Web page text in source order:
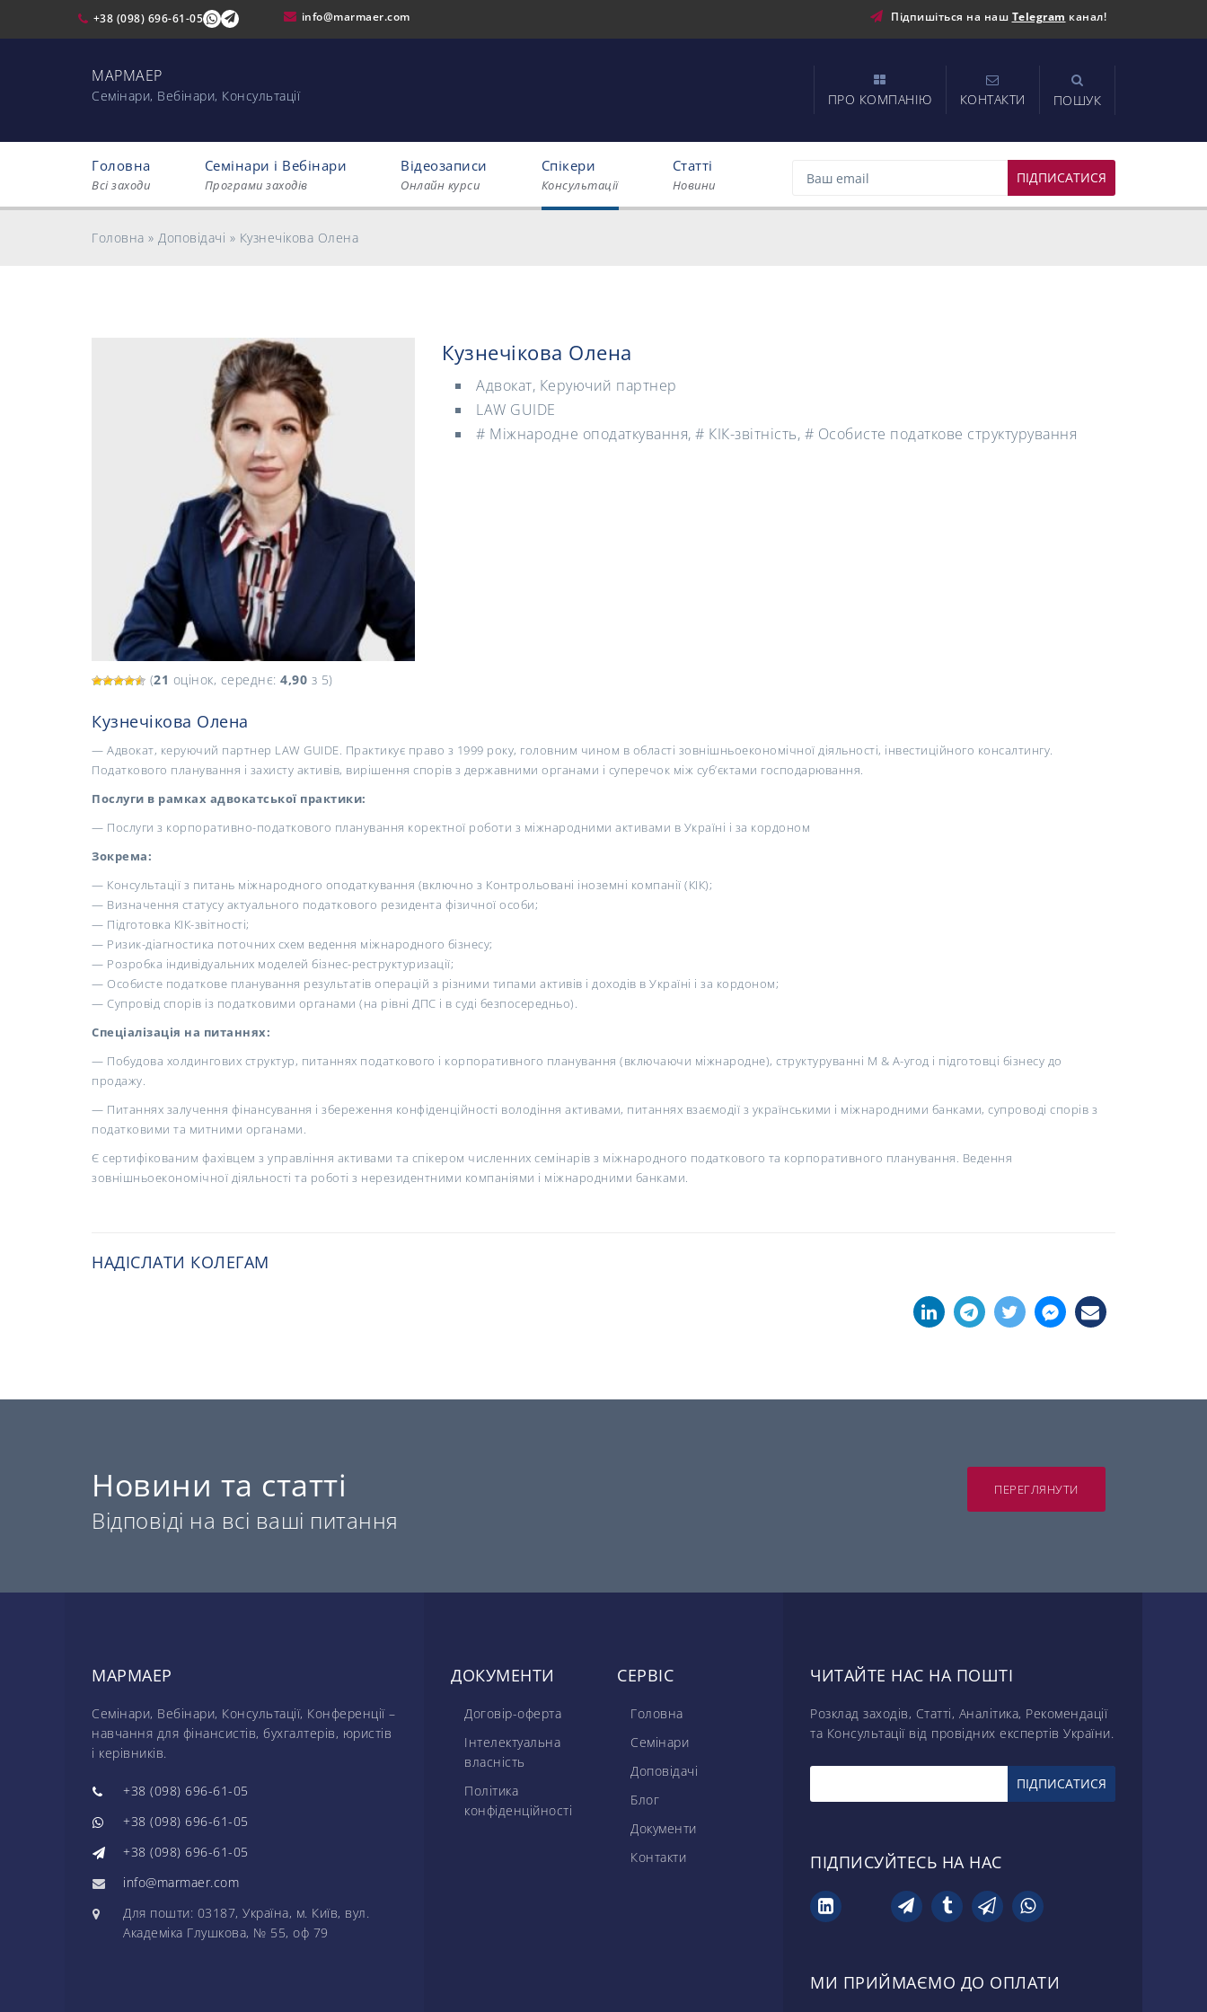
+38 (098) 696-61-05 info@marmaer.com Підпишіться на наш Telegram канал!
МАРМАЕР
Cемінари, Вебінари, Консультації ПРО КОМПАНІЮ КОНТАКТИ ПОШУК
Головна
Всі заходи
Семінари і Вебінари
Програми заходів
Відеозаписи
Онлайн курси
Спікери
Консультації
Статті
Новини
Головна » Доповідачі » Кузнечікова Олена
(21 оцінок, середнє: 4,90 з 5)
Кузнечікова Олена
Адвокат, Керуючий партнер
LAW GUIDE
# Міжнародне оподаткування, # КІК-звітність, # Особисте податкове структурування
Кузнечікова Олена
— Адвокат, керуючий партнер LAW GUIDE. Практикує право з 1999 року, головним чином в області зовнішньоекономічної діяльності, інвестиційного консалтингу.
Податкового планування і захисту активів, вирішення спорів з державними органами і суперечок між суб’єктами господарювання.
Послуги в рамках адвокатської практики:
— Послуги з корпоративно-податкового планування коректної роботи з міжнародними активами в Україні і за кордоном
Зокрема:
— Консультації з питань міжнародного оподаткування (включно з Контрольовані іноземні компанії (КІК);
— Визначення статусу актуального податкового резидента фізичної особи;
— Підготовка КІК-звітності;
— Ризик-діагностика поточних схем ведення міжнародного бізнесу;
— Розробка індивідуальних моделей бізнес-реструктуризації;
— Особисте податкове планування результатів операцій з різними типами активів і доходів в Україні і за кордоном;
— Супровід спорів із податковими органами (на рівні ДПС і в суді безпосередньо).
Спеціалізація на питаннях:
— Побудова холдингових структур, питаннях податкового і корпоративного планування (включаючи міжнародне), структуруванні M & A-угод і підготовці бізнесу до
продажу.
— Питаннях залучення фінансування і збереження конфіденційності володіння активами, питаннях взаємодії з українськими і міжнародними банками, супроводі спорів з
податковими та митними органами.
Є сертифікованим фахівцем з управління активами та спікером численних семінарів з міжнародного податкового та корпоративного планування. Ведення
зовнішньоекономічної діяльності та роботі з нерезидентними компаніями і міжнародними банками.
НАДІСЛАТИ КОЛЕГАМ
Новини та статті
Відповіді на всі ваші питання
ПЕРЕГЛЯНУТИ
МАРМАЕР
Семінари, Вебінари, Консультації, Конференції –
навчання для фінансистів, бухгалтерів, юристів
і керівників.
+38 (098) 696-61-05
+38 (098) 696-61-05
+38 (098) 696-61-05
info@marmaer.com
Для пошти: 03187, Україна, м. Київ, вул.
Академіка Глушкова, № 55, оф 79
ДОКУМЕНТИ
Договір-оферта
Інтелектуальна
власність
Політика
конфіденційності
СЕРВІС
Головна
Семінари
Доповідачі
Блог
Документи
Контакти
ЧИТАЙТЕ НАС НА ПОШТІ
Розклад заходів, Статті, Аналітика, Рекомендації
та Консультації від провідних експертів України.
ПІДПИСУЙТЕСЬ НА НАС
МИ ПРИЙМАЄМО ДО ОПЛАТИ